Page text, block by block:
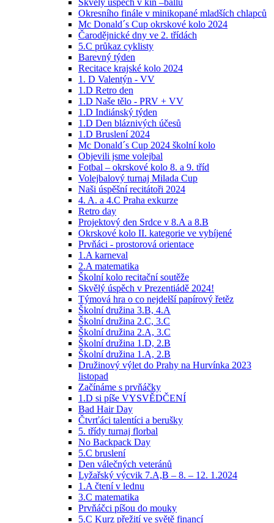
Skvělý úspěch v kin –ballu
Okresního finále v minikopané mladších chlapců
Mc Donald´s Cup okrskové kolo 2024
Čarodějnické dny ve 2. třídách
5.C průkaz cyklisty
Barevný týden
Recitace krajské kolo 2024
1. D Valentýn - VV
1.D Retro den
1.D Naše tělo - PRV + VV
1.D Indiánský týden
1.D Den bláznivých účesů
1.D Bruslení 2024
Mc Donald´s Cup 2024 školní kolo
Objevili jsme volejbal
Fotbal – okrskové kolo 8. a 9. tříd
Volejbalový turnaj Milada Cup
Naši úspěšní recitátoři 2024
4. A. a 4.C Praha exkurze
Retro day
Projektový den Srdce v 8.A a 8.B
Okrskové kolo II. kategorie ve vybíjené
Prvňáci - prostorová orientace
1.A karneval
2.A matematika
Školní kolo recitační soutěže
Skvělý úspěch v Prezentiádě 2024!
Týmová hra o co nejdelší papírový řetěz
Školní družina 3.B, 4.A
Školní družina 2.C, 3.C
Školní družina 2.A, 3.C
Školní družina 1.D, 2.B
Školní družina 1.A, 2.B
Družinový výlet do Prahy na Hurvínka 2023
listopad
Začínáme s prvňáčky
1.D si píše VYSVĚDČENÍ
Bad Hair Day
Čtvrťáci talentíci a berušky
5. třídy turnaj florbal
No Backpack Day
5.C bruslení
Den válečných veteránů
Lyžařský výcvik 7.A,B – 8. – 12. 1.2024
1.A čtení v lednu
3.C matematika
Prvňáčci píšou do mouky
5.C Kurz přežití ve světě financí